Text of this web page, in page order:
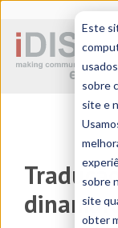
Este
sobre
site e
sobre
site
obter